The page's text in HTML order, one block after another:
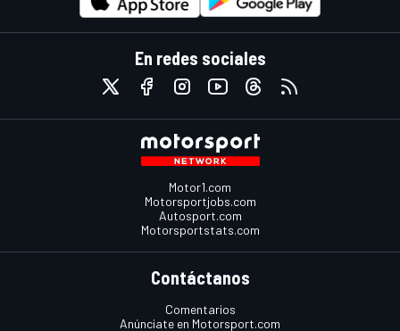
En redes sociales
Motor1.com
Motorsportjobs.com
Autosport.com
Motorsportstats.com
Contáctanos
Comentarios
Anúnciate en Motorsport.com